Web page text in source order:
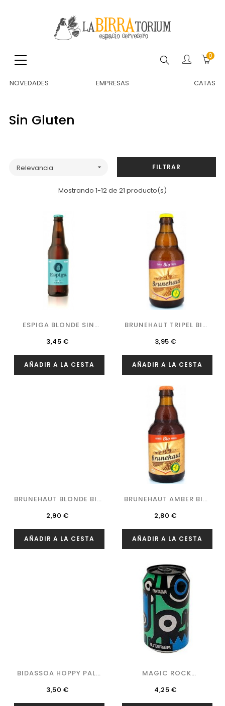
Buscar 0
NOVEDADES EMPRESAS CATAS
Sin Gluten
Relevancia  FILTRAR
Mostrando 1-12 de 21 producto(s)
ESPIGA BLONDE SIN
GLUTEN
Precio
3,45 €
AÑADIR A LA CESTA
BRUNEHAUT TRIPEL BIO
SIN...
Precio
3,95 €
AÑADIR A LA CESTA
BRUNEHAUT BLONDE BIO
SIN...
Precio
2,90 €
AÑADIR A LA CESTA
BRUNEHAUT AMBER BIO
SIN GLUTEN
Precio
2,80 €
AÑADIR A LA CESTA
BIDASSOA HOPPY PALE
ALE...
Precio
3,50 €
MAGIC ROCK
FANTASMA
Precio
4,25 €